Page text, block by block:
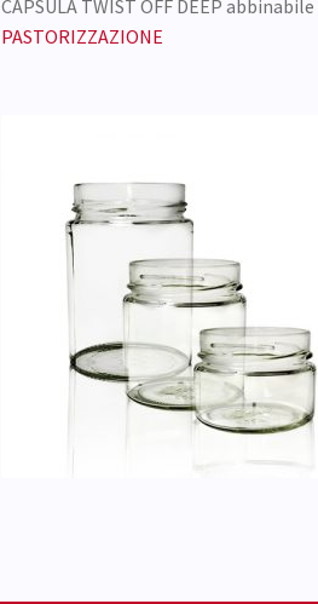
CAPSULA TWIST OFF DEEP abbinabile
PASTORIZZAZIONE